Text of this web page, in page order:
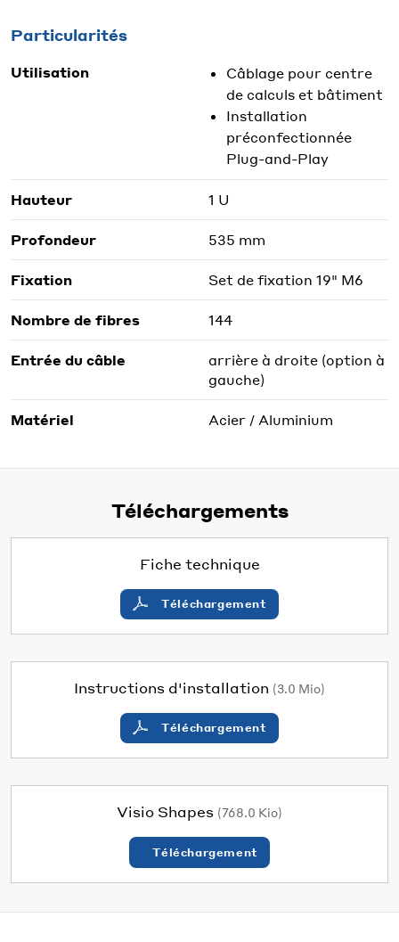
Particularités
Utilisation
Câblage pour centre
de calculs et bâtiment
Installation
préconfectionnée
Plug-and-Play
Hauteur 1 U
Profondeur 535 mm
Fixation Set de fixation 19" M6
Nombre de fibres 144
Entrée du câble
arrière à droite (option à
gauche)
Matériel Acier / Aluminium
Téléchargements
Fiche technique
Téléchargement
Instructions d'installation (3.0 Mio)
Téléchargement
Visio Shapes (768.0 Kio)
Téléchargement